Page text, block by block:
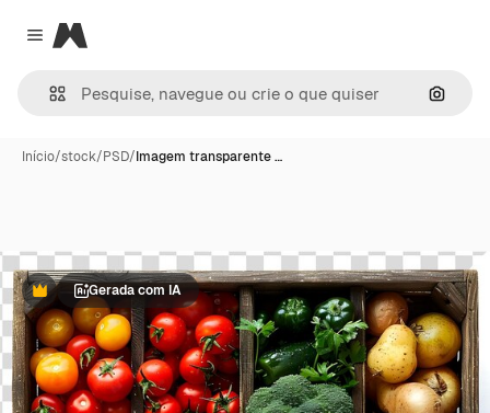
Close menu
Magnific
Início/stock/PSD/Imagem transparente …
PremiumGerada com IA